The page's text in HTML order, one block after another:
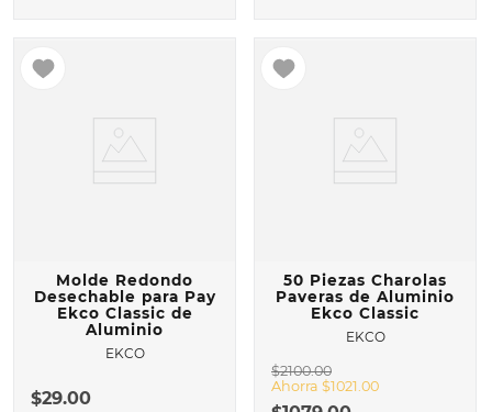
Molde Redondo
Desechable para Pay
Ekco Classic de
Aluminio
EKCO
$29.00
50 Piezas Charolas
Paveras de Aluminio
Ekco Classic
EKCO
$2100.00
Ahorra $1021.00